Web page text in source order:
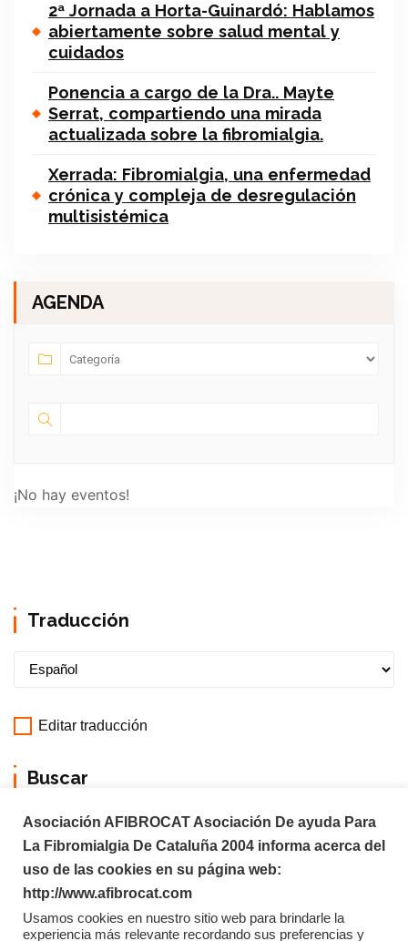
2ª Jornada a Horta-Guinardó: Hablamos
abiertamente sobre salud mental y
cuidados
Ponencia a cargo de la Dra.. Mayte
Serrat, compartiendo una mirada
actualizada sobre la fibromialgia.
Xerrada: Fibromialgia, una enfermedad
crónica y compleja de desregulación
multisistémica
AGENDA
¡No hay eventos!
Traducción
Editar traducción
Buscar
Asociación AFIBROCAT Asociación De ayuda Para
La Fibromialgia De Cataluña 2004 informa acerca del
uso de las cookies en su página web:
http://www.afibrocat.com
Usamos cookies en nuestro sitio web para brindarle la
experiencia más relevante recordando sus preferencias y